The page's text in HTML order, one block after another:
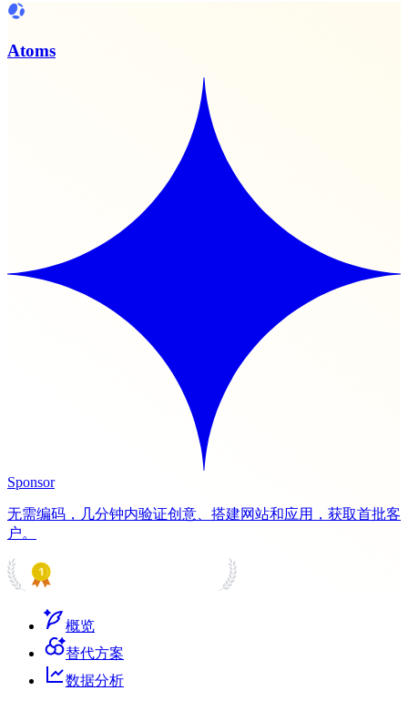
Atoms
Sponsor
无需编码，几分钟内验证创意、搭建网站和应用，获取首批客
户。
概览
替代方案
数据分析